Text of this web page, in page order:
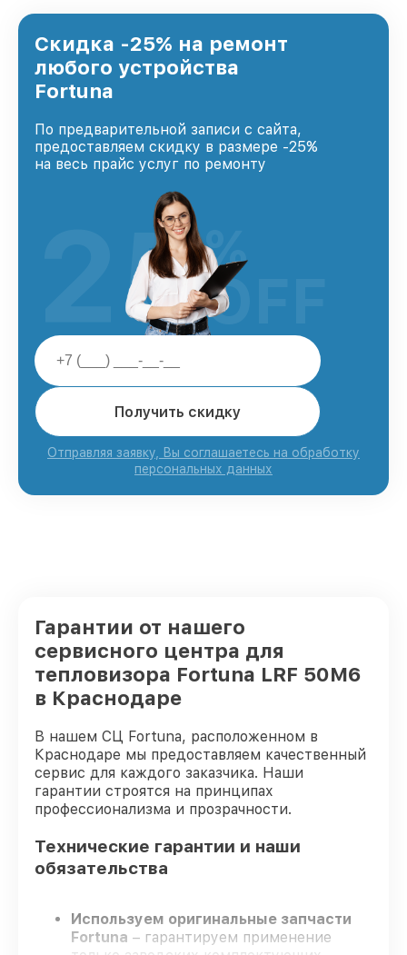
Скидка -25% на ремонт
любого устройства
Fortuna
По предварительной записи с сайта,
предоставляем скидку в размере -25%
на весь прайс услуг по ремонту
Получить скидку
Отправляя заявку, Вы соглашаетесь на обработку
персональных данных
25%
OFF
Гарантии от нашего
сервисного центра для
тепловизора Fortuna LRF 50M6
в Краснодаре
В нашем СЦ Fortuna, расположенном в
Краснодаре мы предоставляем качественный
сервис для каждого заказчика. Наши
гарантии строятся на принципах
профессионализма и прозрачности.
Технические гарантии и наши
обязательства
Используем оригинальные запчасти
Fortuna – гарантируем применение